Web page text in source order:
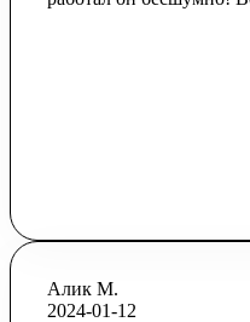
Алик М.
2024-01-12